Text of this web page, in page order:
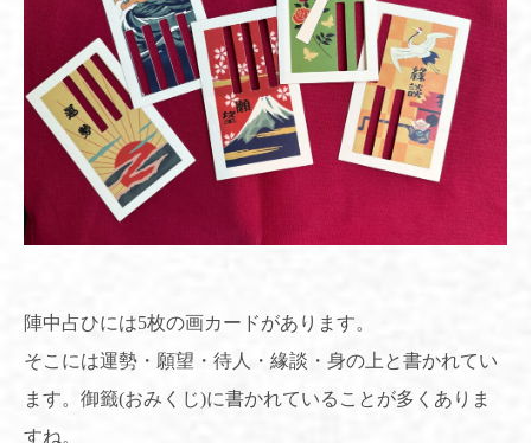
陣中占ひには5枚の画カードがあります。
そこには運勢・願望・待人・緣談・身の上と書かれてい
ます。御籤(おみくじ)に書かれていることが多くありま
すね。